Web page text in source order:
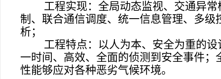
工程实现：全局动态监视、交通异
制、联合通信调度、统一信息管理、多
析；
工程特点：以人为本、安全为重的设
一时间、高效、全面的侦测到安全事件 ；
性能够应对各种恶劣气候环境。